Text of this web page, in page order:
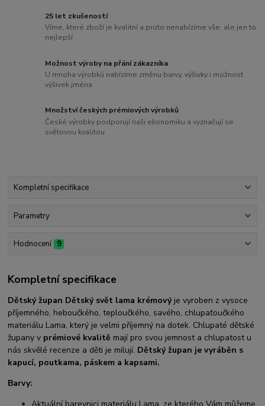
25 let zkušeností
Víme, které zboží je kvalitní a proto nenabízíme vše, ale jen to
nejlepší
Možnost výroby na přání zákazníka
U mnoha výrobků nabízíme změnu barvy, výšivky i možnost
výšivek jména
Množství českých prémiových výrobků
České výrobky podporují naši ekonomiku a vyznačují se
světovou kvalitou
Kompletní specifikace
Parametry
Hodnocení 9
Kompletní specifikace
Dětský župan Dětský svět lama krémový je vyroben z vysoce
příjemného, heboučkého, teploučkého, savého, chlupaťoučkého
materiálu Lama, který je velmi příjemný na dotek. Chlupaté dětské
župany v prémiové kvalitě mají pro svou jemnost a chlupatost u
nás skvělé recenze a děti je milují. Dětský župan je vyráběn s
kapucí, poutkama, páskem a kapsami.
Barvy: